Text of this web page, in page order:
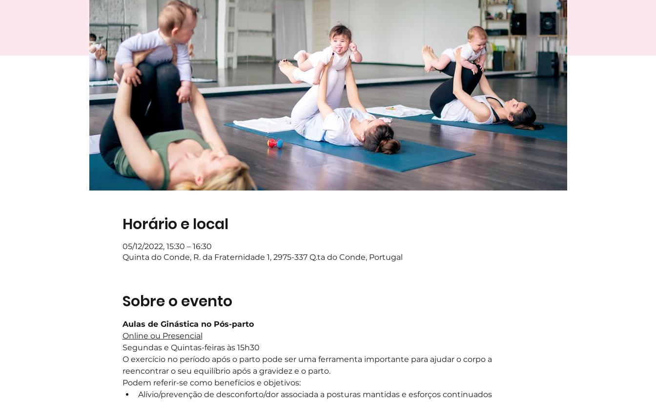
Horário e local
05/12/2022, 15:30 – 16:30
Quinta do Conde, R. da Fraternidade 1, 2975-337 Q.ta do Conde, Portugal
Sobre o evento
Aulas de Ginástica no Pós-parto
Online ou Presencial
Segundas e Quintas-feiras às 15h30
O exercício no período após o parto pode ser uma ferramenta importante para ajudar o corpo a
reencontrar o seu equilíbrio após a gravidez e o parto.
Podem referir-se como benefícios e objetivos:
Alívio/prevenção de desconforto/dor associada a posturas mantidas e esforços continuados